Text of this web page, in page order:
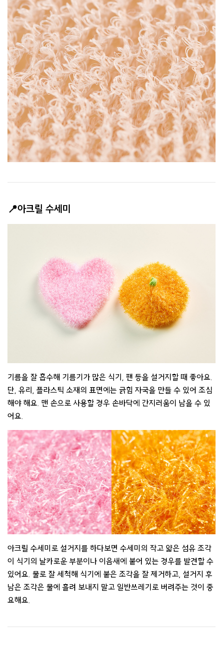
📍아크릴 수세미
기름을 잘 흡수해 기름기가 많은 식기, 팬 등을 설거지할 때 좋아요.
단, 유리, 플라스틱 소재의 표면에는 긁힘 자국을 만들 수 있어 조심
해야 해요. 맨 손으로 사용할 경우 손바닥에 간지러움이 남을 수 있
어요.
아크릴 수세미로 설거지를 하다보면 수세미의 작고 얇은 섬유 조각
이 식기의 날카로운 부분이나 이음새에 붙어 있는 경우를 발견할 수
있어요. 물로 잘 세척해 식기에 붙은 조각을 잘 제거하고, 설거지 후
남은 조각은 물에 흘려 보내지 말고 일반쓰레기로 버려주는 것이 중
요해요.